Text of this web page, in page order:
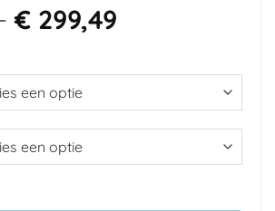
€299,49Prijsklasse:
tot
Animals on White Background Made